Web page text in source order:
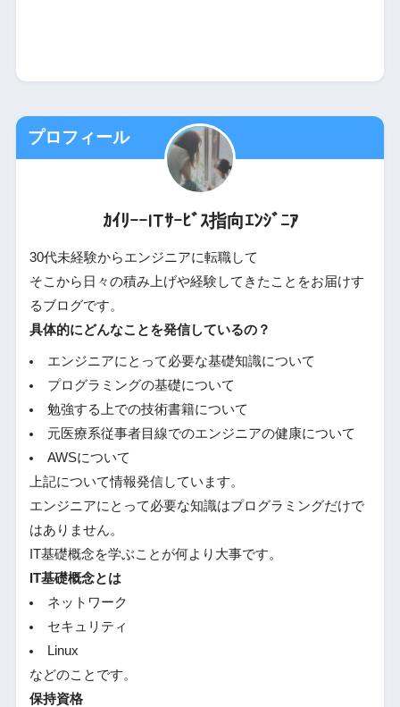
プロフィール
ｶｲﾘｰｰITｻｰﾋﾞｽ指向ｴﾝｼﾞﾆｱ
30代未経験からエンジニアに転職して
そこから日々の積み上げや経験してきたことをお届けす
るブログです。
具体的にどんなことを発信しているの？
エンジニアにとって必要な基礎知識について
プログラミングの基礎について
勉強する上での技術書籍について
元医療系従事者目線でのエンジニアの健康について
AWSについて
上記について情報発信しています。
エンジニアにとって必要な知識はプログラミングだけで
はありません。
IT基礎概念を学ぶことが何より大事です。
IT基礎概念とは
ネットワーク
セキュリティ
Linux
などのことです。
保持資格